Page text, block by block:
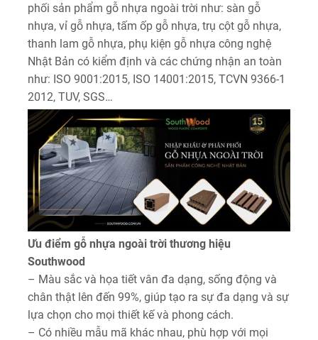
phối sản phẩm gỗ nhựa ngoài trời như: sàn gỗ
nhựa, vỉ gỗ nhựa, tấm ốp gỗ nhựa, trụ cột gỗ nhựa,
thanh lam gỗ nhựa, phụ kiện gỗ nhựa công nghệ
Nhật Bản có kiểm định và các chứng nhận an toàn
như: ISO 9001:2015, ISO 14001:2015, TCVN 9366-1
2012, TUV, SGS…
Ưu điểm gỗ nhựa ngoài trời thương hiệu
Southwood
– Màu sắc và họa tiết vân đa dạng, sống động và
chân thật lên đến 99%, giúp tạo ra sự đa dạng và sự
lựa chọn cho mọi thiết kế và phong cách.
– Có nhiều mẫu mã khác nhau, phù hợp với mọi